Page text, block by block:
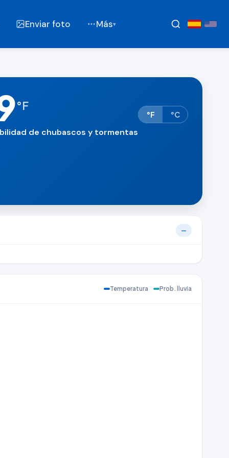
Enviar foto Más▾
°F
de chubascos y tormentas
°F °C
—
Temperatura Prob. lluvia